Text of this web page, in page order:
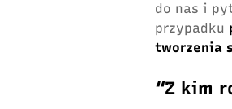
do nas i
przypadku
tworzenia
“Z kim